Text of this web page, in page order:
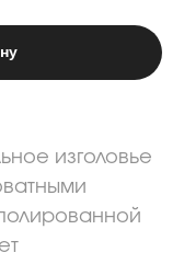
изголовье